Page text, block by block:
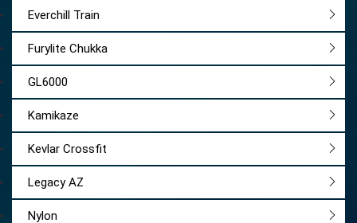
Everchill Train
Furylite Chukka
GL6000
Kamikaze
Kevlar Crossfit
Legacy AZ
Nylon